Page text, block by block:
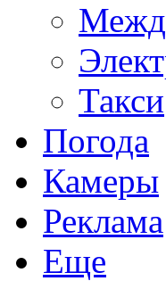
Такси
Погода
Камеры
Реклама
Еще